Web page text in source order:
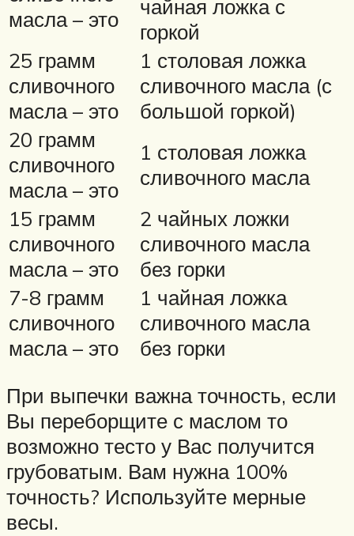
масла – это
чайная ложка с
горкой
25 грамм
сливочного
масла – это
1 столовая ложка
сливочного масла (с
большой горкой)
20 грамм
сливочного
масла – это
1 столовая ложка
сливочного масла
15 грамм
сливочного
масла – это
2 чайных ложки
сливочного масла
без горки
7-8 грамм
сливочного
масла – это
1 чайная ложка
сливочного масла
без горки
При выпечки важна точность, если
Вы переборщите с маслом то
возможно тесто у Вас получится
грубоватым. Вам нужна 100%
точность? Используйте мерные
весы.